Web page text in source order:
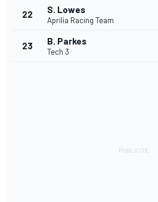
22 S. Lowes
Aprilia Racing Team
23 B. Parkes
Tech 3